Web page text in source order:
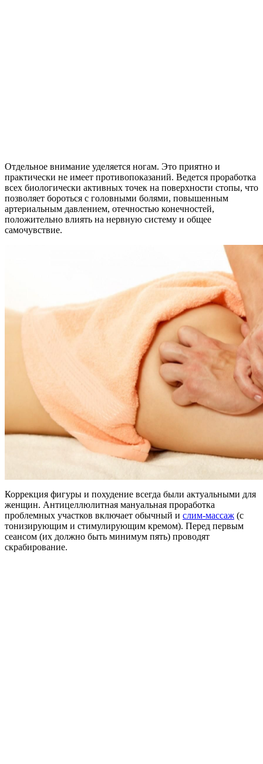
Отдельное внимание уделяется ногам. Это приятно и
практически не имеет противопоказаний. Ведется проработка
всех биологически активных точек на поверхности стопы, что
позволяет бороться с головными болями, повышенным
артериальным давлением, отечностью конечностей,
положительно влиять на нервную систему и общее
самочувствие.
Коррекция фигуры и похудение всегда были актуальными для
женщин. Антицеллюлитная мануальная проработка
проблемных участков включает обычный и слим-массаж (с
тонизирующим и стимулирующим кремом). Перед первым
сеансом (их должно быть минимум пять) проводят
скрабирование.